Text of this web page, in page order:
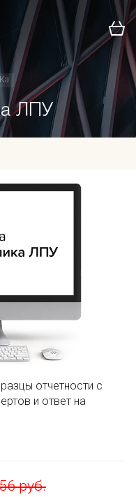
ЛПУ
отчетности с
и ответ на
руб.